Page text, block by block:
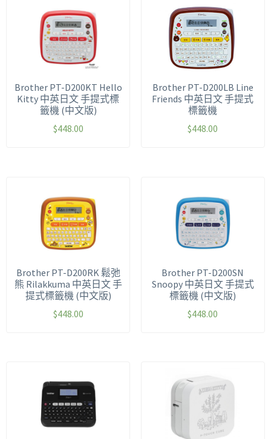
Brother PT-D200KT Hello
Kitty 中英日文 手提式標
籤機 (中文版)
$448.00
Brother PT-D200LB Line
Friends 中英日文 手提式
標籤機
$448.00
Brother PT-D200RK 鬆弛
熊 Rilakkuma 中英日文 手
提式標籤機 (中文版)
$448.00
Brother PT-D200SN
Snoopy 中英日文 手提式
標籤機 (中文版)
$448.00